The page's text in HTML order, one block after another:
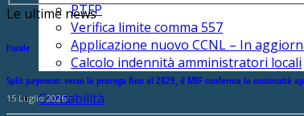
PTFP
Verifica limite comma 557
Applicazione nuovo CCNL – In
Calcolo indennità amministratori locali
Contabilità
Le ultime news
Fiscale
Split payment: verso la proroga fino al 2029, il MEF conferma la continuità
15 Luglio 2026